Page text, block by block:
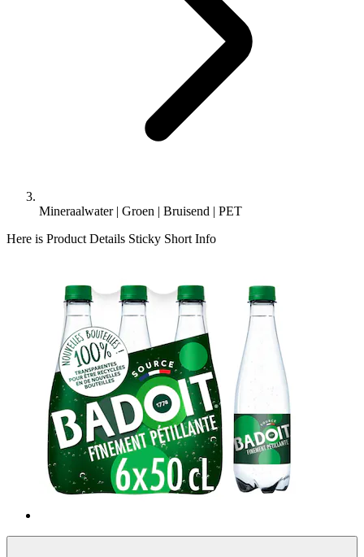
Mineraalwater | Groen | Bruisend | PET
Here is Product Details Sticky Short Info